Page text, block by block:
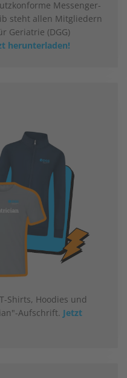
Messenger-
steht allen Mitgliedern
Geriatrie (DGG)
herunterladen!
Shirts, Hoodies und
Aufschrift. Jetzt